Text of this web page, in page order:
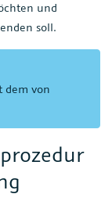
und
soll.
dem von